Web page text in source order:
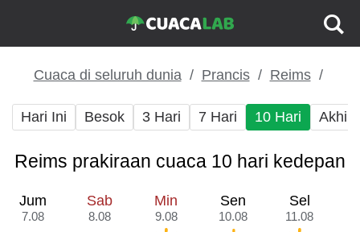
Cuaca di seluruh dunia Prancis Reims
Hari Ini Besok 3 Hari 7 Hari 10 Hari Akhir
Reims prakiraan cuaca 10 hari kedepan
Jum
7.08
Sab
8.08
Min
9.08
Sen
10.08
Sel
11.08